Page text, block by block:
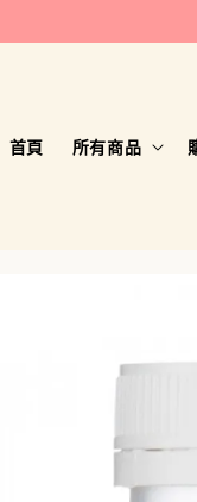
首頁 所有商品